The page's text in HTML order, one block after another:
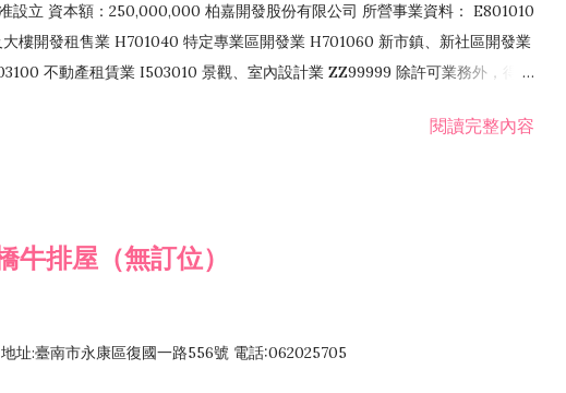
設立 資本額：250,000,000 柏嘉開發股份有限公司 所營事業資料： E801010
樓開發租售業 H701040 特定專業區開發業 H701060 新市鎮、新社區開發業
不動產租賃業 I503010 景觀、室內設計業 ZZ99999 除許可業務外，得經
閱讀完整內容
牛排屋（無訂位）
址:臺南市永康區復國一路556號 電話:062025705